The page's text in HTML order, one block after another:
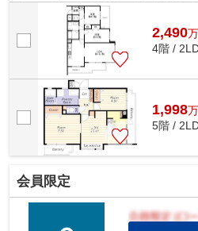
物件なので、重い荷物を運ぶ時に便利で...
2,490万
4階 /
1,998万
5階 /
会員限定